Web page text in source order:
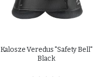
Kalosze Veredus "Safety Bell"
Black